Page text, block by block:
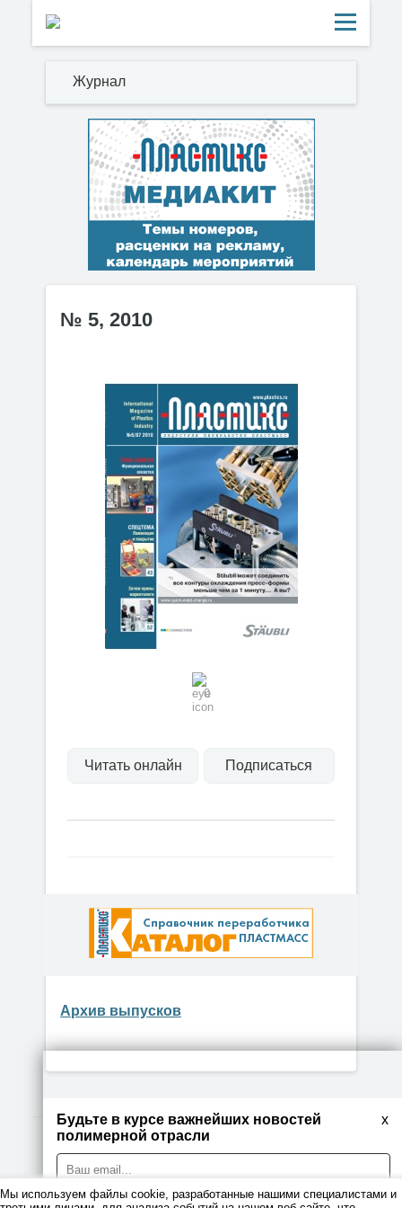
Журнал
№ 5, 2010
0
Читать онлайн Подписаться
Архив выпусков
x
Будьте в курсе важнейших новостей
полимерной отрасли
Правовая информация
Мы используем файлы cookie, разработанные нашими специалистами и